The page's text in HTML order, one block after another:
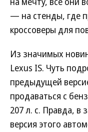
— на стенды, где
кроссоверы для
Из значимых
Lexus IS. Чуть
предыдущей
продаваться с
207 л. с. Правда, в
версия этого